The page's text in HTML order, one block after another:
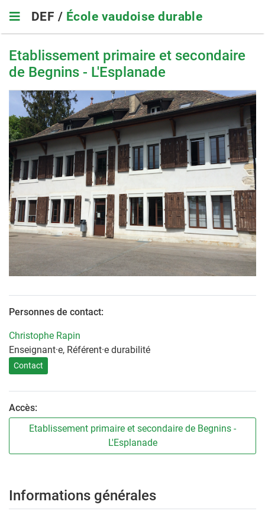
main
navigation
DEF / École vaudoise durable
Etablissement primaire et secondaire
de Begnins - L'Esplanade
Personnes de contact:
Christophe Rapin
Enseignant·e, Référent·e durabilité
Contact
Accès:
Etablissement primaire et secondaire de Begnins -
L'Esplanade
Informations générales